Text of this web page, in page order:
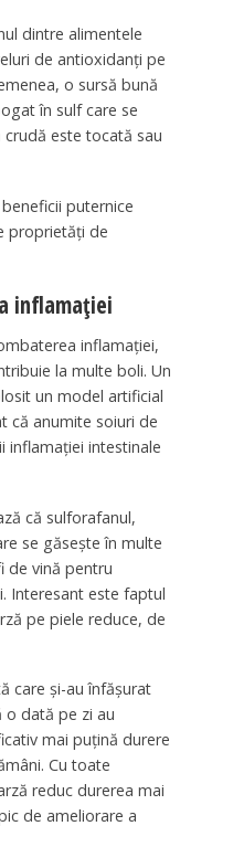
dintre alimentele
de antioxidanți pe
o sursă bună
în sulf care se
este tocată sau
puternice
proprietăți de
inflamației
inflamației,
la multe boli. Un
un model artificial
că anumite soiuri de
inflamației intestinale
că sulforafanul,
se găsește în multe
de vină pentru
Interesant este faptul
pe piele reduce, de
care și-au înfășurat
o dată pe zi au
mai puțină durere
Cu toate
reduc durerea mai
de ameliorare a